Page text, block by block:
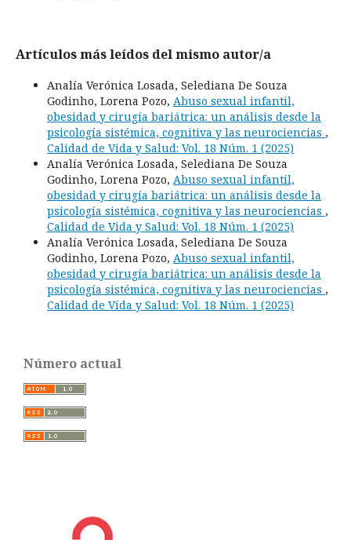
Artículos más leídos del mismo autor/a
Analía Verónica Losada, Selediana De Souza
Godinho, Lorena Pozo, Abuso sexual infantil,
obesidad y cirugía bariátrica: un análisis desde la
psicología sistémica, cognitiva y las neurociencias ,
Calidad de Vida y Salud: Vol. 18 Núm. 1 (2025)
Analía Verónica Losada, Selediana De Souza
Godinho, Lorena Pozo, Abuso sexual infantil,
obesidad y cirugía bariátrica: un análisis desde la
psicología sistémica, cognitiva y las neurociencias ,
Calidad de Vida y Salud: Vol. 18 Núm. 1 (2025)
Analía Verónica Losada, Selediana De Souza
Godinho, Lorena Pozo, Abuso sexual infantil,
obesidad y cirugía bariátrica: un análisis desde la
psicología sistémica, cognitiva y las neurociencias ,
Calidad de Vida y Salud: Vol. 18 Núm. 1 (2025)
Número actual